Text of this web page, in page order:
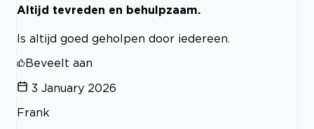
Altijd tevreden en behulpzaam.
Is altijd goed geholpen door iedereen.
Beveelt aan
3 January 2026
Frank